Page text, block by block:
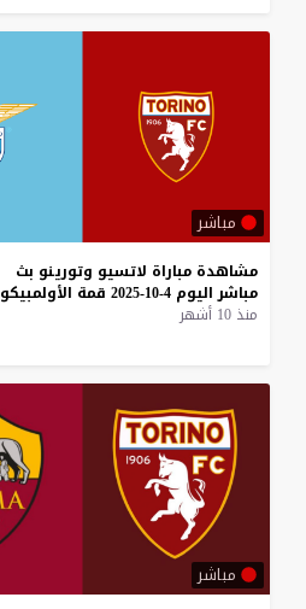
مباشر
مشاهدة مباراة لاتسيو وتورينو بث
مباشر اليوم 4-10-2025 قمة الأولمبيكو
منذ 10 أشهر
مباشر